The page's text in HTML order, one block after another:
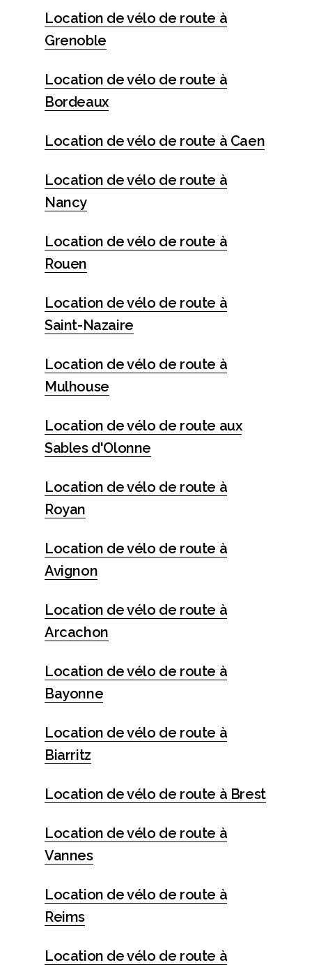
Location de vélo de route à
Grenoble
Location de vélo de route à
Bordeaux
Location de vélo de route à Caen
Location de vélo de route à
Nancy
Location de vélo de route à
Rouen
Location de vélo de route à
Saint-Nazaire
Location de vélo de route à
Mulhouse
Location de vélo de route aux
Sables d'Olonne
Location de vélo de route à
Royan
Location de vélo de route à
Avignon
Location de vélo de route à
Arcachon
Location de vélo de route à
Bayonne
Location de vélo de route à
Biarritz
Location de vélo de route à Brest
Location de vélo de route à
Vannes
Location de vélo de route à
Reims
Location de vélo de route à